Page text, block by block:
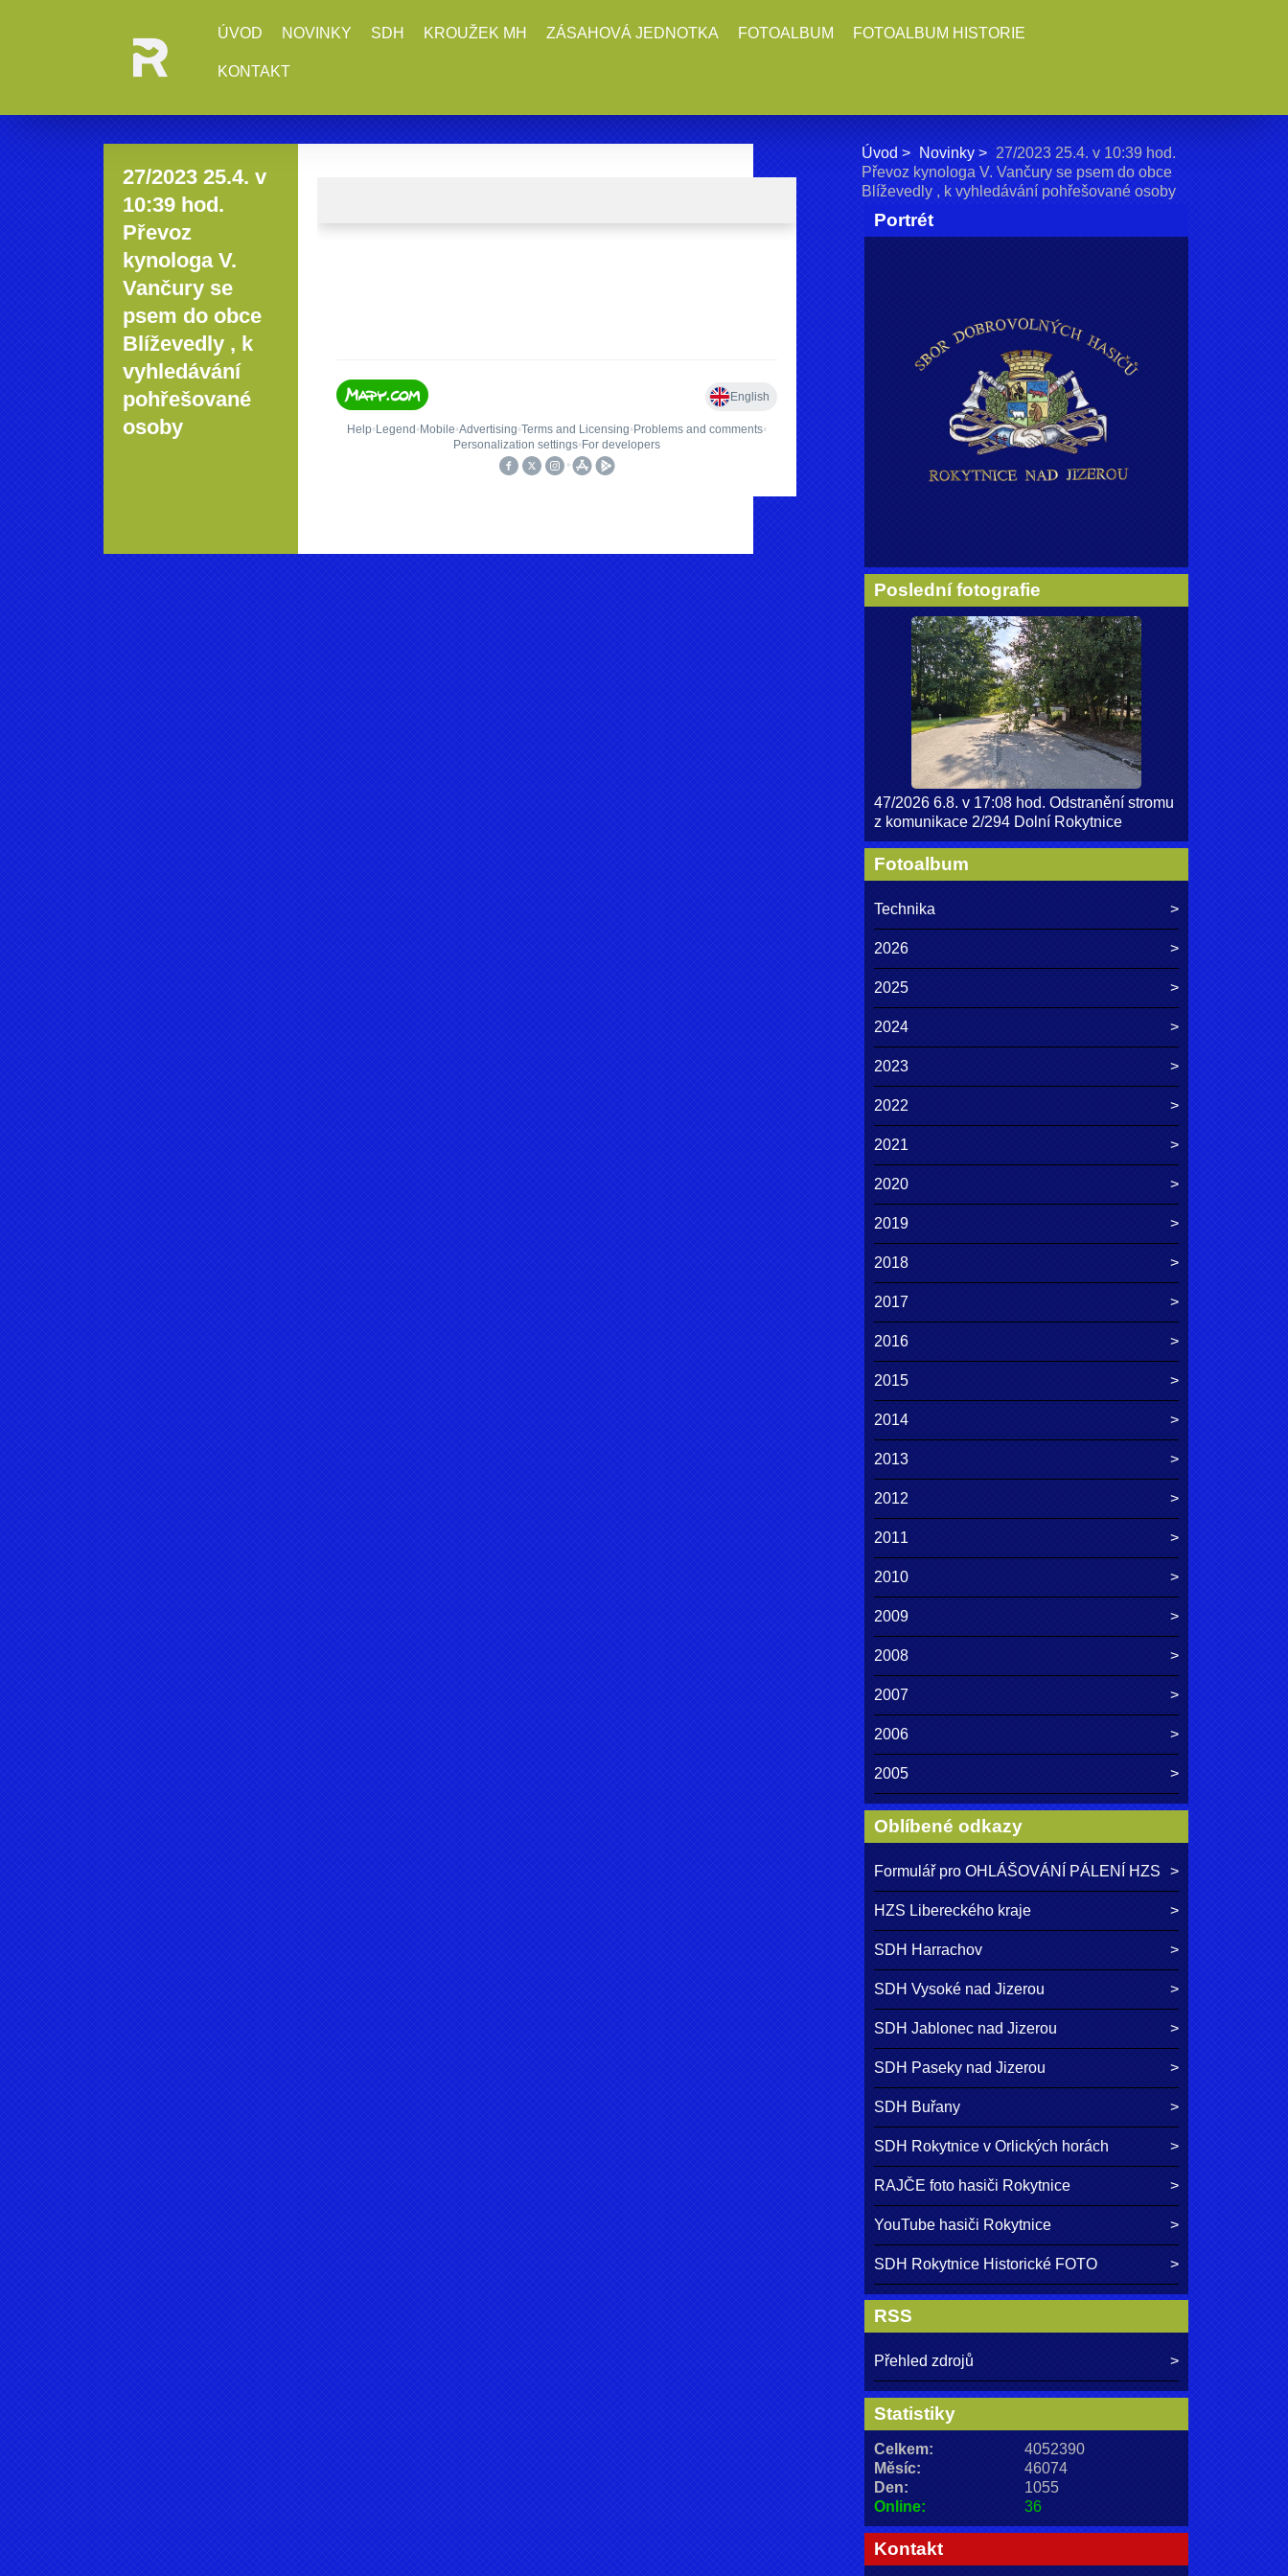
ÚVOD NOVINKY SDH KROUŽEK MH ZÁSAHOVÁ JEDNOTKA FOTOALBUM FOTOALBUM HISTORIE
KONTAKT
27/2023 25.4. v
10:39 hod.
Převoz
kynologa V.
Vančury se
psem do obce
Blíževedly , k
vyhledávání
pohřešované
osoby
Úvod Novinky
27/2023 25.4. v 10:39 hod.
Převoz kynologa V. Vančury se psem do obce
Blíževedly , k vyhledávání pohřešované osoby
Portrét
Poslední fotografie
47/2026 6.8. v 17:08 hod. Odstranění stromu
z komunikace 2/294 Dolní Rokytnice
Fotoalbum
Technika
2026
2025
2024
2023
2022
2021
2020
2019
2018
2017
2016
2015
2014
2013
2012
2011
2010
2009
2008
2007
2006
2005
Oblíbené odkazy
Formulář pro OHLÁŠOVÁNÍ PÁLENÍ HZS
HZS Libereckého kraje
SDH Harrachov
SDH Vysoké nad Jizerou
SDH Jablonec nad Jizerou
SDH Paseky nad Jizerou
SDH Buřany
SDH Rokytnice v Orlických horách
RAJČE foto hasiči Rokytnice
YouTube hasiči Rokytnice
SDH Rokytnice Historické FOTO
RSS
Přehled zdrojů
Statistiky
Online: 36
Celkem:
4052390
Měsíc:
46074
Den:
1055
Kontakt